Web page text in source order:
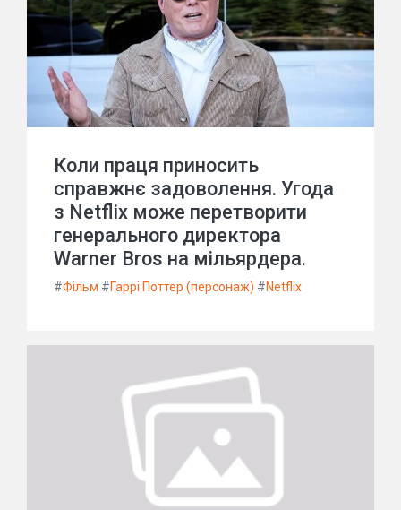
Коли праця приносить
справжнє задоволення. Угода
з Netflix може перетворити
генерального директора
Warner Bros на мільярдера.
#Фільм #Гаррі Поттер (персонаж) #Netflix